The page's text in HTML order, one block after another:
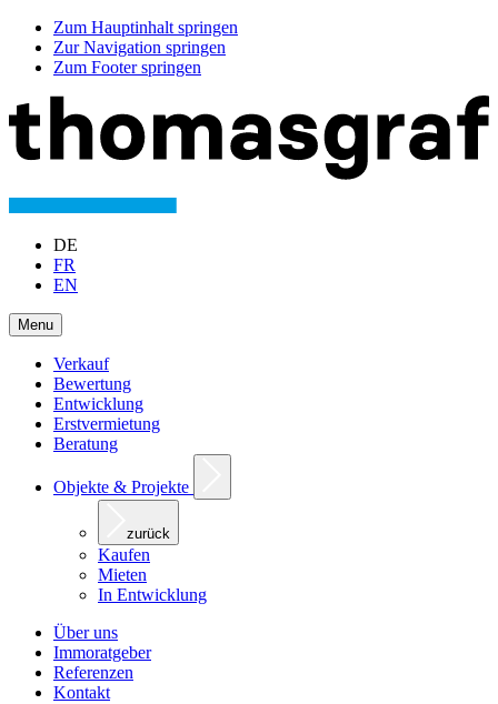
Zum Hauptinhalt springen
Zur Navigation springen
Zum Footer springen
DE
FR
EN
Menu
Verkauf
Bewertung
Entwicklung
Erstvermietung
Beratung
Objekte & Projekte
zurück
Kaufen
Mieten
In Entwicklung
Über uns
Immoratgeber
Referenzen
Kontakt